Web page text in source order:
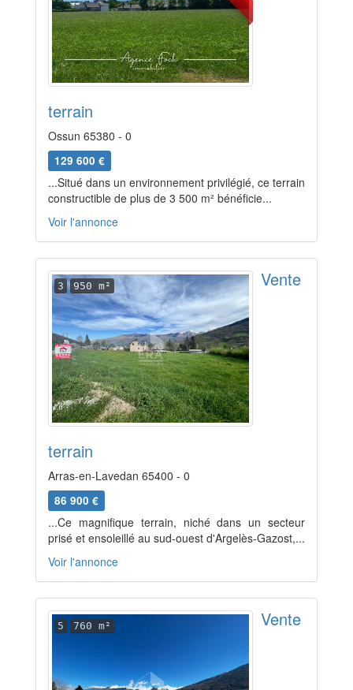
terrain
Ossun 65380 - 0
129 600 €
...Situé dans un environnement privilégié, ce terrain
constructible de plus de 3 500 m² bénéficie...
Voir l'annonce
3 950 m² Vente
terrain
Arras-en-Lavedan 65400 - 0
86 900 €
...Ce magnifique terrain, niché dans un secteur
prisé et ensoleillé au sud-ouest d'Argelès-Gazost,...
Voir l'annonce
5 760 m² Vente